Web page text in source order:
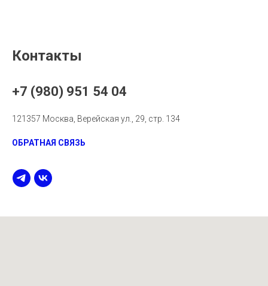
Контакты
+7 (980) 951 54 04
121357 Москва, Верейская ул., 29, стр. 134
ОБРАТНАЯ СВЯЗЬ